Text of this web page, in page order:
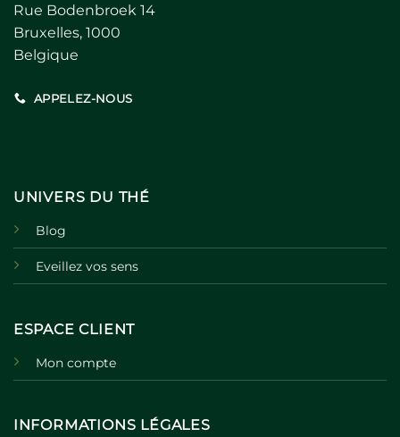
Rue Bodenbroek 14
Bruxelles, 1000
Belgique
APPELEZ-NOUS
UNIVERS DU THÉ
Blog
Eveillez vos sens
ESPACE CLIENT
Mon compte
INFORMATIONS LÉGALES